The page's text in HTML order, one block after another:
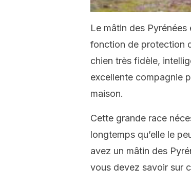
Le mâtin des
fonction de protection
chien très fidèle,
excellente compagnie
maison.
Cette grande race
longtemps qu’elle le
avez un mâtin des
vous devez savoir sur